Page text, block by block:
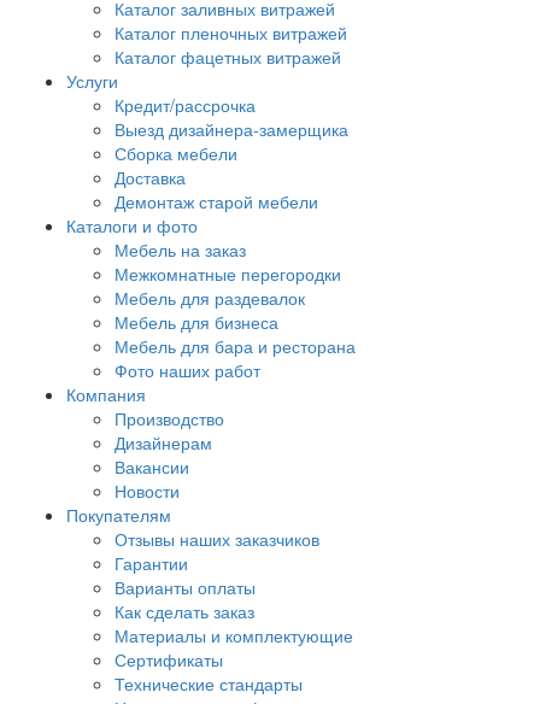
Каталог заливных витражей
Каталог пленочных витражей
Каталог фацетных витражей
Услуги
Кредит/рассрочка
Выезд дизайнера-замерщика
Сборка мебели
Доставка
Демонтаж старой мебели
Каталоги и фото
Мебель на заказ
Межкомнатные перегородки
Мебель для раздевалок
Мебель для бизнеса
Мебель для бара и ресторана
Фото наших работ
Компания
Производство
Дизайнерам
Вакансии
Новости
Покупателям
Отзывы наших заказчиков
Гарантии
Варианты оплаты
Как сделать заказ
Материалы и комплектующие
Сертификаты
Технические стандарты